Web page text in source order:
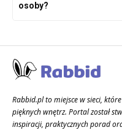
osoby?
Rabbid.pl to miejsce w sieci,
pięknych wnętrz. Portal został
inspiracji, praktycznych porad